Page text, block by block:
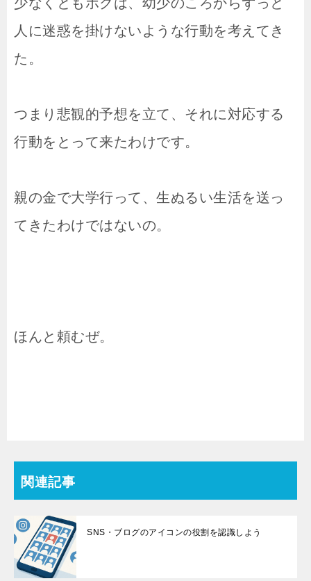
人に迷惑を掛けないような行動を考えてき
た。
つまり悲観的予想を立て、それに対応する
行動をとって来たわけです。
親の金で大学行って、生ぬるい生活を送っ
てきたわけではないの。
ほんと頼むぜ。
関連記事
SNS・ブログのアイコンの役割を認識しよう